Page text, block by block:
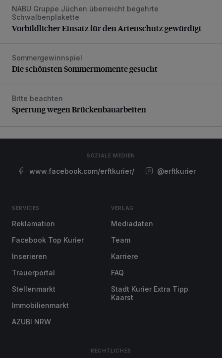
Vorbildlicher Einsatz für den Artenschutz gewürdigt
NABU Gruppe Jüchen überreicht begehrte
Schwalbenplakette
Vorbildlicher Einsatz für den Artenschutz gewürdigt
Die schönsten Sommermomente gesucht
Sommergewinnspiel
Die schönsten Sommermomente gesucht
Sperrung wegen Brückenbauarbeiten
Bitte beachten
Sperrung wegen Brückenbauarbeiten
SOZIALE MEDIEN
www.facebook.com/erftkurier/ @erftkurier
SERVICES
Reklamation
Facebook Top Kurier
Inserieren
Trauerportal
Stellenmarkt
Immobilienmarkt
AZUBI NRW
VERLAG
Mediadaten
Team
Karriere
FAQ
Stadt Kurier Extra Tipp
Kaarst
RECHTLICHES